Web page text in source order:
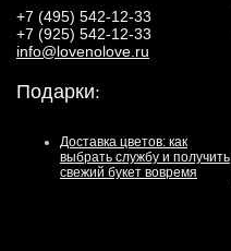
+7 (495) 542-12-33
+7 (925) 542-12-33
info@lovenolove.ru
Подарки:
Доставка цветов: как
выбрать службу и получить
свежий букет вовремя